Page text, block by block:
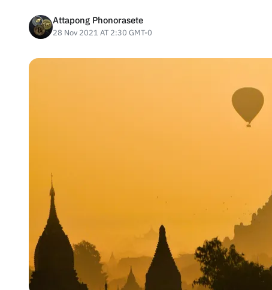
Attapong Phonorasete
28 Nov 2021 AT 2:30 GMT-0